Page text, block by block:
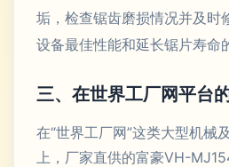
垢，检查锯齿磨损情况并及时
设备最佳性能和延长锯片寿命
三、在世界工厂网平台
在“世界工厂网”这类大型机械
上，厂家直供的富豪VH-